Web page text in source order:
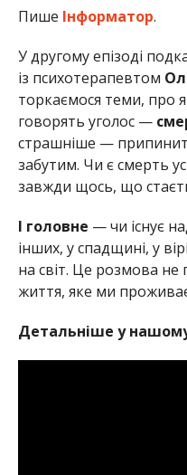
Пише Інформатор.
У другому епізоді
із психотерапевтом
торкаємося теми, про
говорять уголос —
страшніше —
забутим. Чи є смерть
завжди щось, що
І головне — чи існує
інших, у спадщині, у
на світ. Це розмова не
життя, яке ми
Детальніше у